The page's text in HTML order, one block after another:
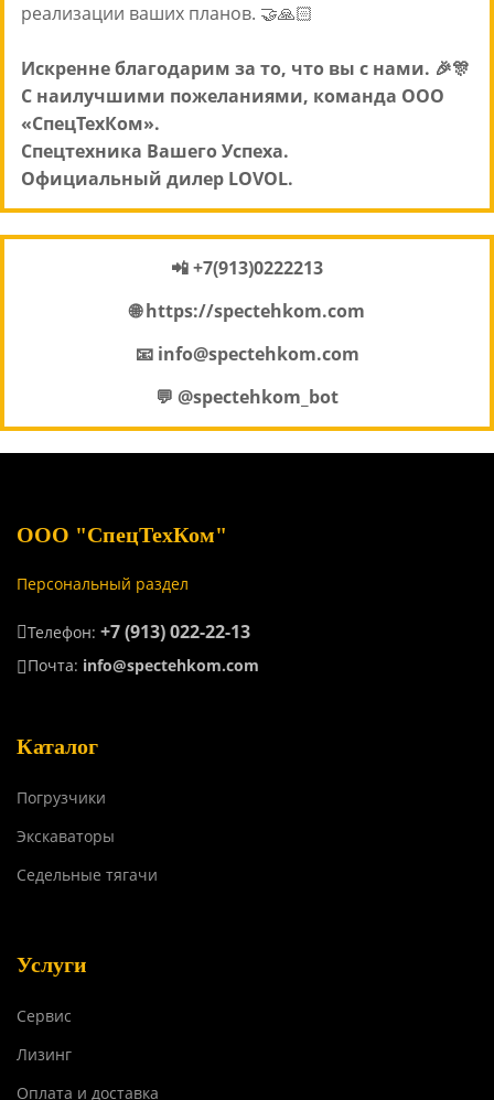
реализации ваших планов. 🤝🙏🏻
Искренне благодарим за то, что вы с нами. 🎉🎊
С наилучшими пожеланиями, команда ООО
«СпецТехКом».
Спецтехника Вашего Успеха.
Официальный дилер LOVOL.
📲 +7(913)0222213
🌐 https://spectehkom.com
📧 info@spectehkom.com
💬 @spectehkom_bot
ООО "СпецТехКом"
Персональный раздел
Телефон: +7 (913) 022-22-13
Почта: info@spectehkom.com
Каталог
Погрузчики
Экскаваторы
Седельные тягачи
Услуги
Сервис
Лизинг
Оплата и доставка